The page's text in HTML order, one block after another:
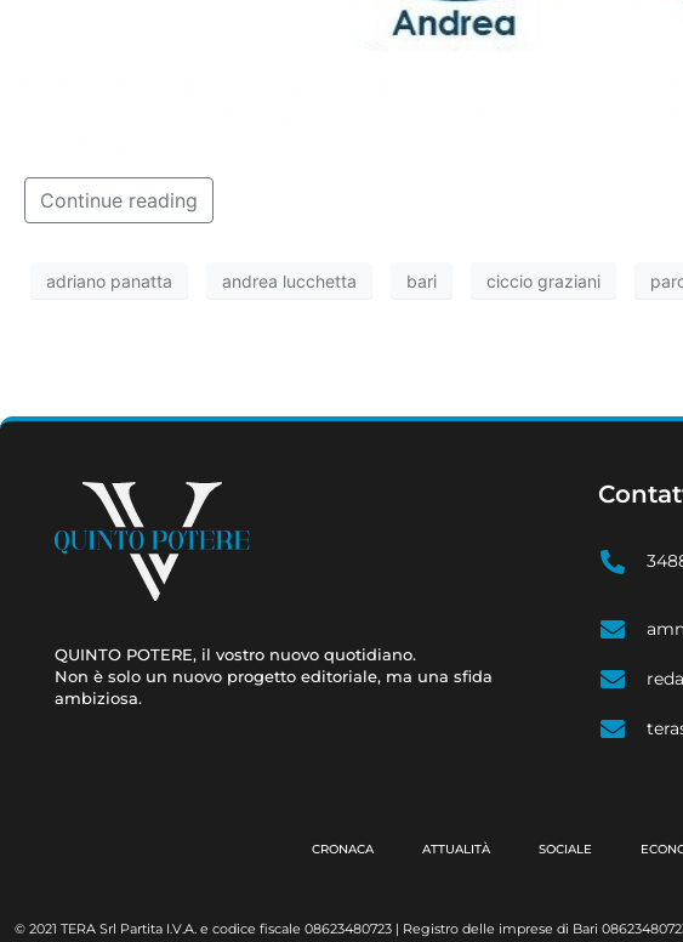
Continue reading
adriano panatta andrea lucchetta bari ciccio graziani
QUINTO POTERE, il vostro nuovo quotidiano.
Non è solo un nuovo progetto editoriale, ma una sfida
ambiziosa.
CRONACA ATTUALITÀ SOCIALE
© 2021 TERA Srl Partita I.V.A. e codice fiscale 08623480723 | Registro delle imprese di Bari